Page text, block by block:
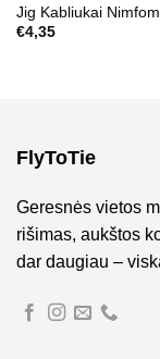
Jig Kabliukai
€4,35
FlyToTie
Geresnės vietos
rišimas, aukštos
dar daugiau –